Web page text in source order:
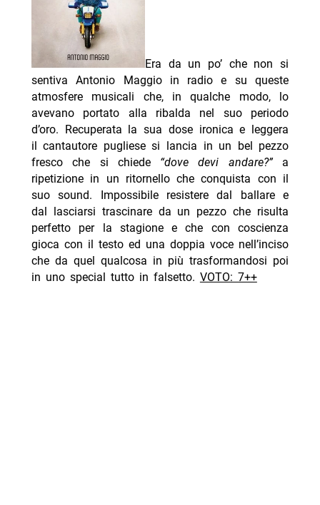
Era da un po’ che non si
sentiva Antonio Maggio in radio e su queste
atmosfere musicali che, in qualche modo, lo
avevano portato alla ribalda nel suo periodo
d’oro. Recuperata la sua dose ironica e leggera
il cantautore pugliese si lancia in un bel pezzo
fresco che si chiede “dove devi andare?” a
ripetizione in un ritornello che conquista con il
suo sound. Impossibile resistere dal ballare e
dal lasciarsi trascinare da un pezzo che risulta
perfetto per la stagione e che con coscienza
gioca con il testo ed una doppia voce nell’inciso
che da quel qualcosa in più trasformandosi poi
in uno special tutto in falsetto. VOTO: 7++